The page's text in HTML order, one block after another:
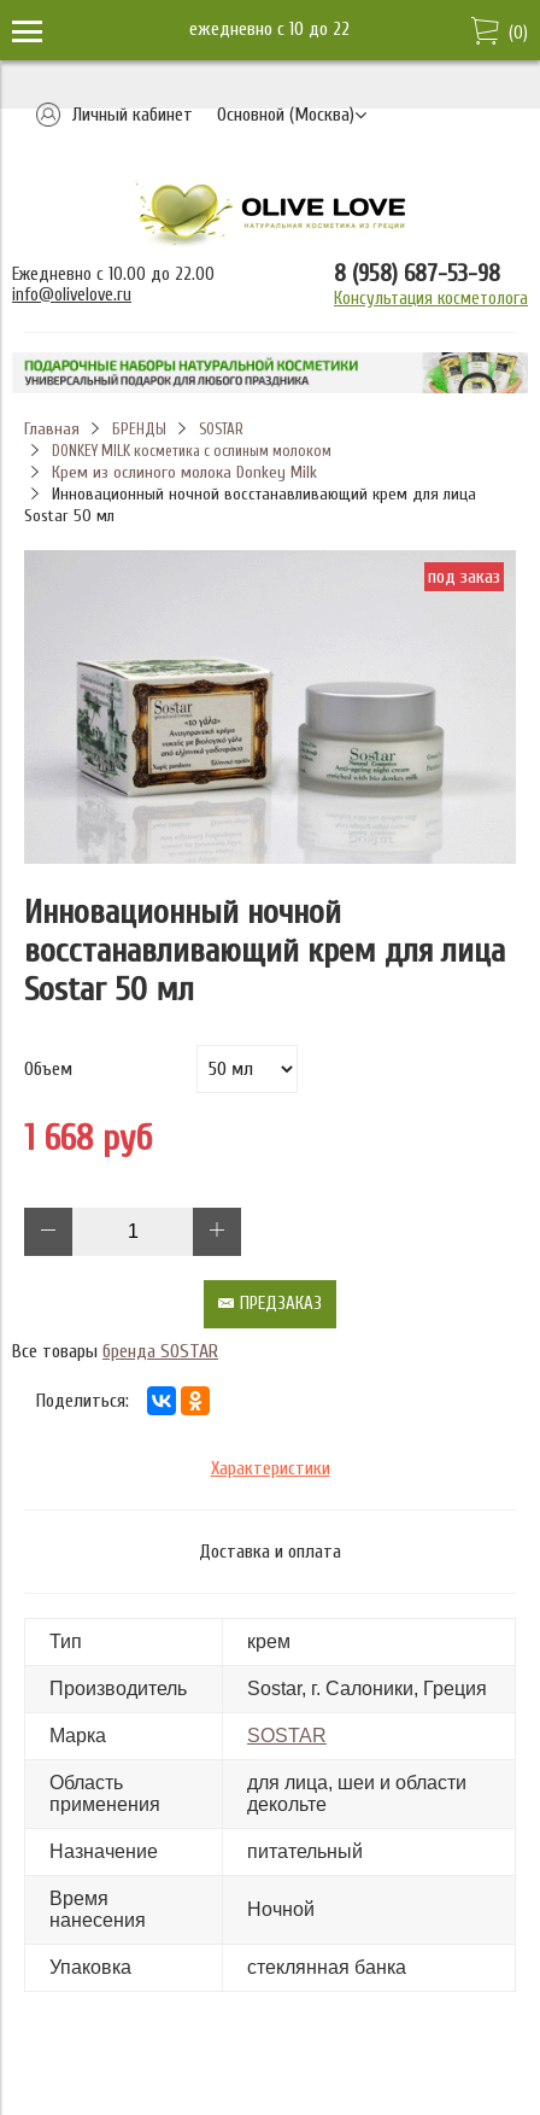
ежедневно c 10 до 22 (0)
Личный кабинет Основной (Москва)
Ежедневно с 10.00 до 22.00
info@olivelove.ru
8 (958) 687-53-98
Консультация косметолога
Главная БРЕНДЫ
SOSTAR
DONKEY MILK косметика с ослиным молоком
Крем из ослиного молока Donkey Milk
Инновационный ночной восстанавливающий крем для лица
Sostar 50 мл
под заказ
Инновационный ночной
восстанавливающий крем для лица
Sostar 50 мл
Объем
1 668 руб
ПРЕДЗАКАЗ
Все товары бренда SOSTAR
Поделиться:
Характеристики
Доставка и оплата
Тип крем
Производитель Sostar, г. Салоники, Греция
Марка SOSTAR
Область
применения
для лица, шеи и области
декольте
Назначение питательный
Время
нанесения
Ночной
Упаковка стеклянная банка